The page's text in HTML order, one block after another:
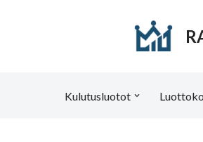
Kulutusluotot